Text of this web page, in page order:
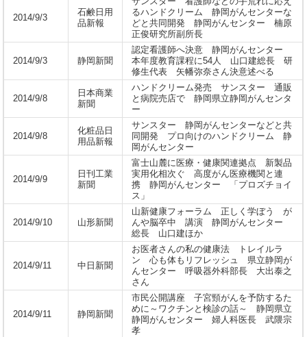
2014/9/3
石鹸日用
品新報
るハンドクリーム 静岡がんセンターな
どと共同開発 静岡がんセンター 楠原
正俊研究所副所長
2014/9/3 静岡新聞
認定看護師へ決意 静岡がんセンター
本年度教育課程に54人 山口建総長 研
修生代表 矢幡弥奈さん決意述べる
2014/9/8
日本商業
新聞
ハンドクリーム発売 サンスター 通販
と病院売店で 静岡県立静岡がんセンタ
ー
2014/9/8
化粧品日
用品新報
サンスター 静岡がんセンターなどと共
同開発 プロ向けのハンドクリーム 静
岡がんセンター
2014/9/9
日刊工業
新聞
富士山麓に医療・健康関連拠点 新製品
実用化相次ぐ 高度がん医療機関と連
携 静岡がんセンター 「プロズチョイ
ス」
2014/9/10 山形新聞
山新健康フォーラム 正しく学ぼう が
んや脳卒中 講演 静岡がんセンター
総長 山口建ほか
2014/9/11 中日新聞
お医者さんの私の健康法 トレイルラ
ン 心も体もリフレッシュ 県立静岡が
んセンター 呼吸器外科部長 大出泰之
さん
2014/9/11 静岡新聞
市民公開講座 子宮頸がんを予防するた
めに～ワクチンと検診の話～ 静岡県立
静岡がんセンター 婦人科医長 武隈宗
孝